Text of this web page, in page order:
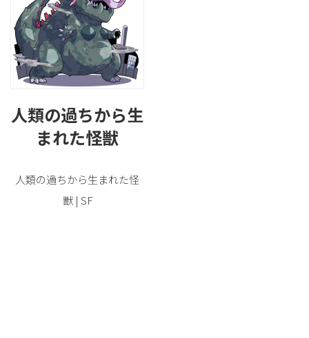
ッ
プ
人類の過ちから生
まれた怪獣
人類の過ちから生まれた怪
獣 | SF